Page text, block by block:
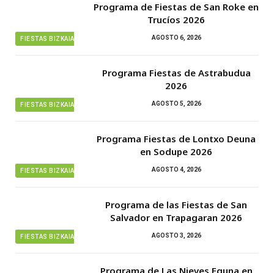
FIESTAS BIZKAIA
Programa de Fiestas de San Roke en
Trucíos 2026
AGOSTO 6, 2026
FIESTAS BIZKAIA
Programa Fiestas de Astrabudua
2026
AGOSTO 5, 2026
FIESTAS BIZKAIA
Programa Fiestas de Lontxo Deuna
en Sodupe 2026
AGOSTO 4, 2026
FIESTAS BIZKAIA
Programa de las Fiestas de San
Salvador en Trapagaran 2026
AGOSTO 3, 2026